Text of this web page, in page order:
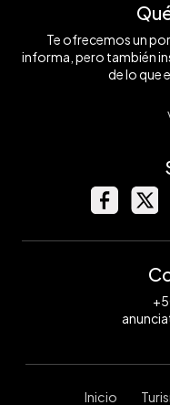
Te ofrecemos un
informa, pero también
de lo que
Inicio